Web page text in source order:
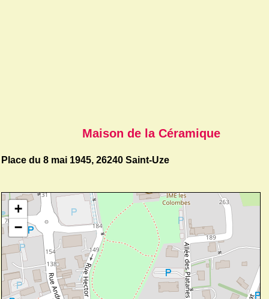
Maison de la Céramique
Place du 8 mai 1945, 26240 Saint-Uze
+
−